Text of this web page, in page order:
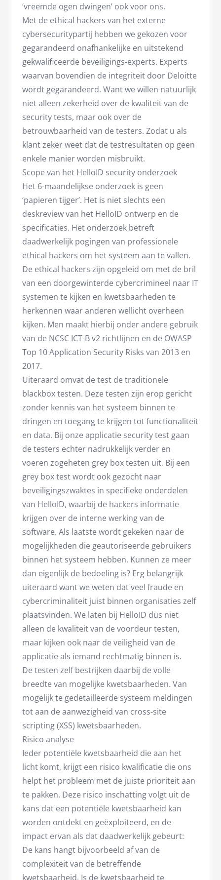
‘vreemde ogen dwingen’ ook voor ons.
Met de ethical hackers van het externe
cybersecuritypartij hebben we gekozen voor
gegarandeerd onafhankelijke en uitstekend
gekwalificeerde beveiligings-experts. Experts
waarvan bovendien de integriteit door Deloitte
wordt gegarandeerd. Want we willen natuurlijk
niet alleen zekerheid over de kwaliteit van de
security tests, maar ook over de
betrouwbaarheid van de testers. Zodat u als
klant zeker weet dat de testresultaten op geen
enkele manier worden misbruikt.
Scope van het HelloID security onderzoek
Het 6-maandelijkse onderzoek is geen
‘papieren tijger’. Het is niet slechts een
deskreview van het HelloID ontwerp en de
specificaties. Het onderzoek betreft
daadwerkelijk pogingen van professionele
ethical hackers om het systeem aan te vallen.
De ethical hackers zijn opgeleid om met de bril
van een doorgewinterde cybercrimineel naar IT
systemen te kijken en kwetsbaarheden te
herkennen waar anderen wellicht overheen
kijken. Men maakt hierbij onder andere gebruik
van de NCSC ICT-B v2 richtlijnen en de OWASP
Top 10 Application Security Risks van 2013 en
2017.
Uiteraard omvat de test de traditionele
blackbox testen. Deze testen zijn erop gericht
zonder kennis van het systeem binnen te
dringen en toegang te krijgen tot functionaliteit
en data. Bij onze applicatie security test gaan
de testers echter nadrukkelijk verder en
voeren zogeheten grey box testen uit. Bij een
grey box test wordt ook gezocht naar
beveiligingszwaktes in specifieke onderdelen
van HelloID, waarbij de hackers informatie
krijgen over de interne werking van de
software. Als laatste wordt gekeken naar de
mogelijkheden die geautoriseerde gebruikers
binnen het systeem hebben. Kunnen ze meer
dan eigenlijk de bedoeling is? Erg belangrijk
uiteraard want we weten dat veel fraude en
cybercriminaliteit juist binnen organisaties zelf
plaatsvinden. We laten bij HelloID dus niet
alleen de kwaliteit van de voordeur testen,
maar kijken ook naar de veiligheid van de
applicatie als iemand rechtmatig binnen is.
De testen zelf bestrijken daarbij de volle
breedte van mogelijke kwetsbaarheden. Van
mogelijk te gedetailleerde systeem meldingen
tot aan de aanwezigheid van cross-site
scripting (XSS) kwetsbaarheden.
Risico analyse
Ieder potentiële kwetsbaarheid die aan het
licht komt, krijgt een risico kwalificatie die ons
helpt het probleem met de juiste prioriteit aan
te pakken. Deze risico inschatting volgt uit de
kans dat een potentiële kwetsbaarheid kan
worden ontdekt en geëxploiteerd, en de
impact ervan als dat daadwerkelijk gebeurt:
De kans hangt bijvoorbeeld af van de
complexiteit van de betreffende
kwetsbaarheid. Is de kwetsbaarheid te